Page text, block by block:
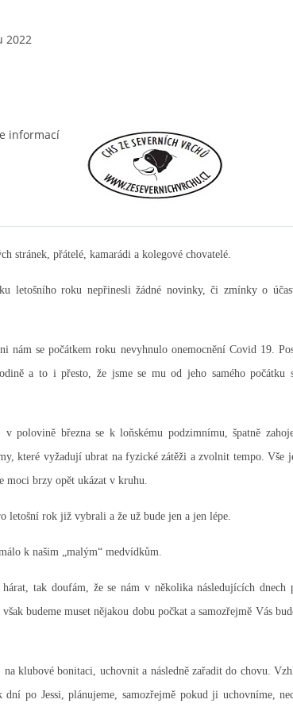
2022
informací
stránek, přátelé, kamarádi a kolegové chovatelé.
letošního roku nepřinesli žádné novinky, či zmínky o
nám se počátkem roku nevyhnulo onemocnění Covid 19.
a to i přesto, že jsme se mu od jeho samého počátku
polovině března se k loňskému podzimnímu, špatně
které vyžadují ubrat na fyzické zátěži a zvolnit tempo. Vše
moci brzy opět ukázat v kruhu.
letošní rok již vybrali a že už bude jen a jen lépe.
k našim „malým“ medvídkům.
tak doufám, že se nám v několika následujících dnech
budeme muset nějakou dobu počkat a samozřejmě Vás
klubové bonitaci, uchovnit a následně zařadit do chovu.
po Jessi, plánujeme, samozřejmě pokud ji uchovníme,